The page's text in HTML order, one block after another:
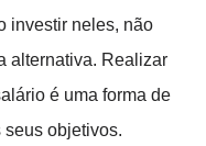
investir neles, não
alternativa. Realizar
é uma forma de
objetivos.